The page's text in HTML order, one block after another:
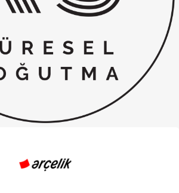
Fırın, Ocak ve Aspiratör
Klima
Kombi
Musluk